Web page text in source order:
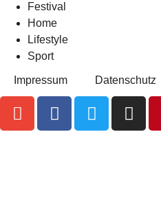
Festival
Home
Lifestyle
Sport
Impressum Datenschutz